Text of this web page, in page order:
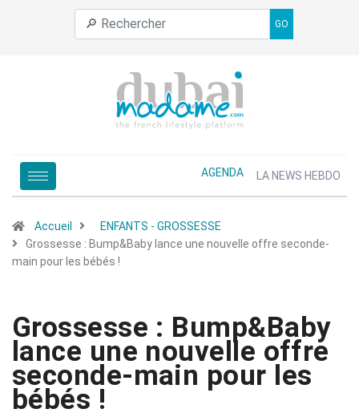
GO
AGENDA LA NEWS HEBDO
Accueil
ENFANTS - GROSSESSE
Grossesse : Bump&Baby lance une nouvelle offre seconde-
main pour les bébés !
Grossesse : Bump&Baby
lance une nouvelle offre
seconde-main pour les
bébés !